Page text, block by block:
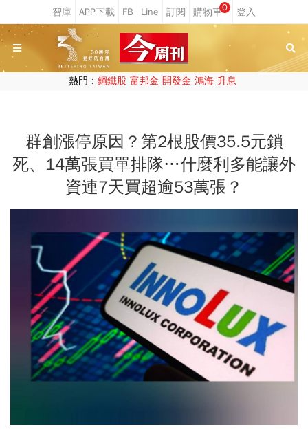
0
熱門： 鋼鐵股 富邦金 開發金 鴻海 升息
群創漲停原因？第2根股價35.5元鎖
死、14萬張買單排隊…什麼利多能讓外
資連7天買超逾53萬張？